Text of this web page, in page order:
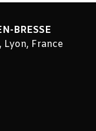
BRESSE
Lyon, France